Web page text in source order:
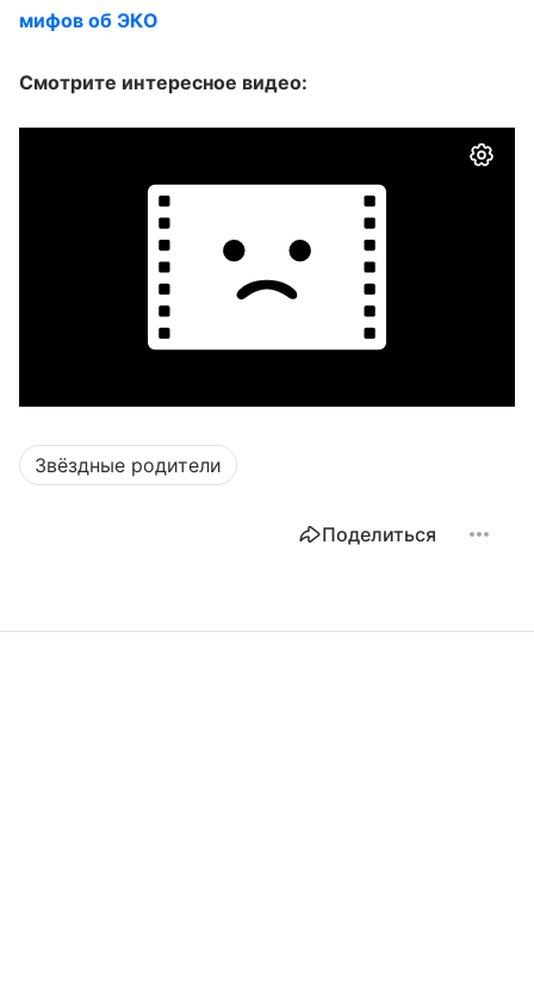
мифов об ЭКО
Смотрите интересное видео:
Звёздные родители
Поделиться